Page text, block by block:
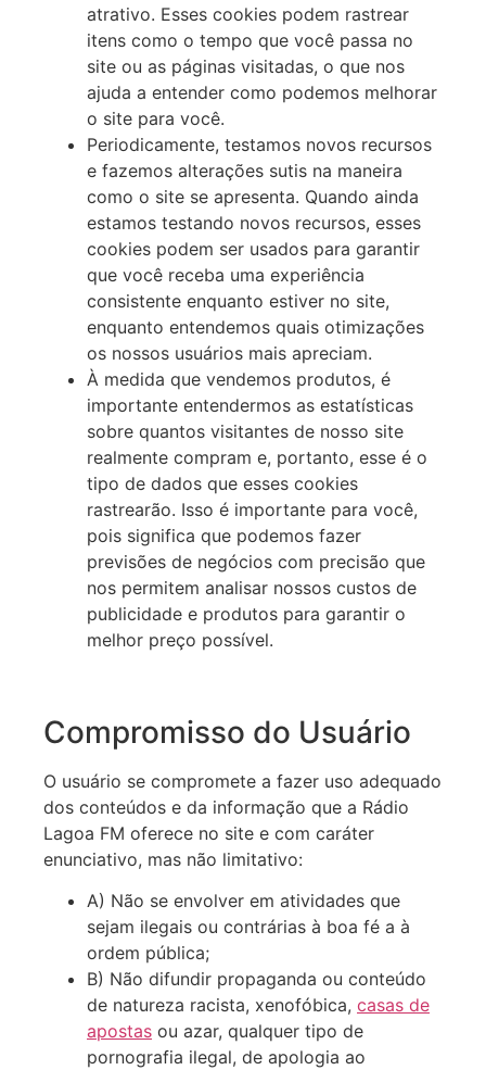
atrativo. Esses cookies podem rastrear
itens como o tempo que você passa no
site ou as páginas visitadas, o que nos
ajuda a entender como podemos melhorar
o site para você.
Periodicamente, testamos novos recursos
e fazemos alterações sutis na maneira
como o site se apresenta. Quando ainda
estamos testando novos recursos, esses
cookies podem ser usados para garantir
que você receba uma experiência
consistente enquanto estiver no site,
enquanto entendemos quais otimizações
os nossos usuários mais apreciam.
À medida que vendemos produtos, é
importante entendermos as estatísticas
sobre quantos visitantes de nosso site
realmente compram e, portanto, esse é o
tipo de dados que esses cookies
rastrearão. Isso é importante para você,
pois significa que podemos fazer
previsões de negócios com precisão que
nos permitem analisar nossos custos de
publicidade e produtos para garantir o
melhor preço possível.
Compromisso do Usuário
O usuário se compromete a fazer uso adequado
dos conteúdos e da informação que a Rádio
Lagoa FM oferece no site e com caráter
enunciativo, mas não limitativo:
A) Não se envolver em atividades que
sejam ilegais ou contrárias à boa fé a à
ordem pública;
B) Não difundir propaganda ou conteúdo
de natureza racista, xenofóbica, casas de
apostas ou azar, qualquer tipo de
pornografia ilegal, de apologia ao